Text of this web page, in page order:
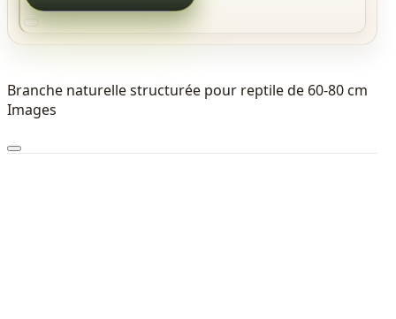
Branche naturelle structurée pour reptile de 60-80 cm
Images